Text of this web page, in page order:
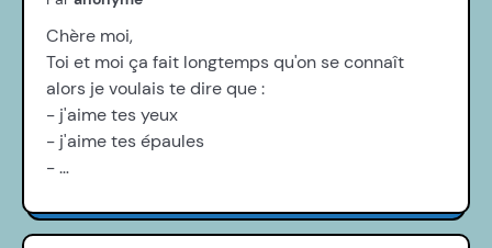
Chère moi,
Toi et moi ça fait longtemps qu'on se connaît
alors je voulais te dire que :
- j'aime tes yeux
- j'aime tes épaules
- …